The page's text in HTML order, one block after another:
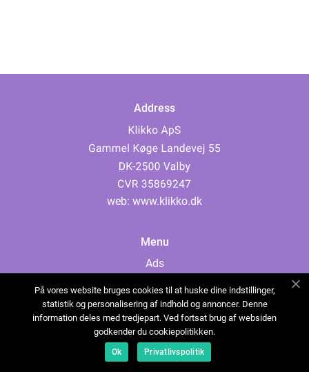
Address
web: www.klikko.dk
Menu
Ads
Cookies
Contact
Sitemap
På vores website bruges cookies til at huske dine indstillinger,
statistik og personalisering af indhold og annoncer. Denne
information deles med tredjepart. Ved fortsat brug af websiden
godkender du cookiepolitikken.
Ok Privatlivspolitik